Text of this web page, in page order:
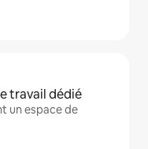
travail dédié
un espace de